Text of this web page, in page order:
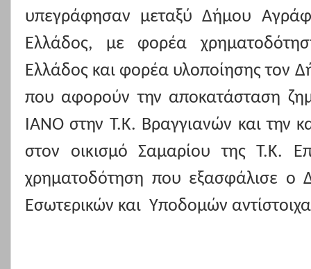
υπεγράφησαν μεταξύ Δήμου
Ελλάδος, με φορέα
Ελλάδος και φορέα υλοποίησης τον
που αφορούν την αποκατάσταση
ΙΑΝΟ στην Τ.Κ. Βραγγιανών και την
στον οικισμό Σαμαρίου της Τ.Κ.
χρηματοδότηση που εξασφάλισε ο
Εσωτερικών και Υποδομών